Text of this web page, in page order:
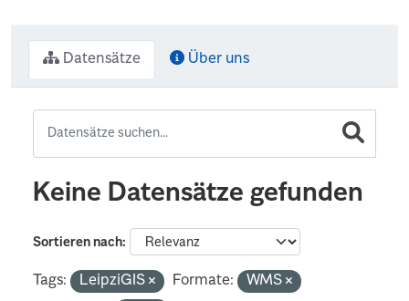
Datensätze Über uns
Keine Datensätze gefunden
Sortieren nach
Tags: LeipziGIS Formate:
WMS